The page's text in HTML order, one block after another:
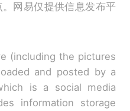
网易仅提供信息发布平
(including the pictures
and posted by a
is a social media
information storage